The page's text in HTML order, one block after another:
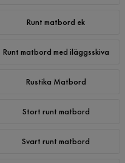
Runt matbord ek
Runt matbord med iläggsskiva
Rustika Matbord
Stort runt matbord
Svart runt matbord